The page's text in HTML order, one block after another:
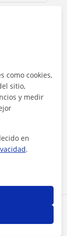
como cookies,
sitio,
y medir
en
.